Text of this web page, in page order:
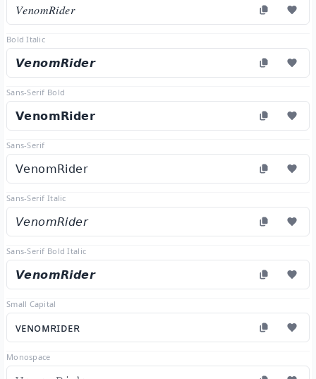
𝑉𝑒𝑛𝑜𝑚𝑅𝑖𝑑𝑒𝑟
Bold Italic
𝙑𝙚𝙣𝙤𝙢𝙍𝙞𝙙𝙚𝙧
Sans-Serif Bold
𝗩𝗲𝗻𝗼𝗺𝗥𝗶𝗱𝗲𝗿
Sans-Serif
𝖵𝖾𝗇𝗈𝗆𝖱𝗂𝖽𝖾𝗋
Sans-Serif Italic
𝘝𝘦𝘯𝘰𝘮𝘙𝘪𝘥𝘦𝘳
Sans-Serif Bold Italic
𝙑𝙚𝙣𝙤𝙢𝙍𝙞𝙙𝙚𝙧
Small Capital
ᴠᴇɴᴏᴍʀɪᴅᴇʀ
Monospace